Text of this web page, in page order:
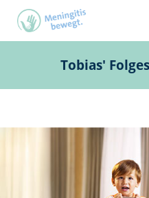
Tobias'